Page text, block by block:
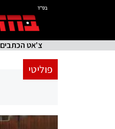
בס"ד
צ'אט הכתבים
פוליטי